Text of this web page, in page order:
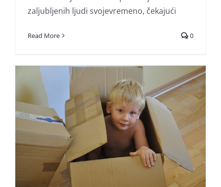
zaljubljenih ljudi svojevremeno, čekajući
Read More 0